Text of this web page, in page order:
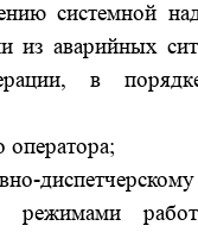
системной
из аварийных
в
оператора;
режимами